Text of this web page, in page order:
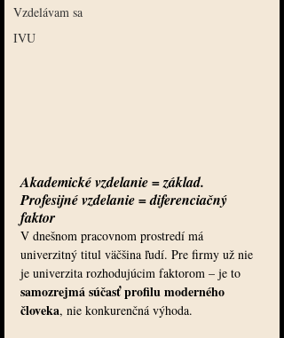
Vzdelávam sa
IVU
Akademické vzdelanie = základ.
Profesijné vzdelanie = diferenciačný
faktor
V dnešnom pracovnom prostredí má
univerzitný titul väčšina ľudí. Pre firmy už nie
je univerzita rozhodujúcim faktorom – je to
samozrejmá súčasť profilu moderného
človeka, nie konkurenčná výhoda.